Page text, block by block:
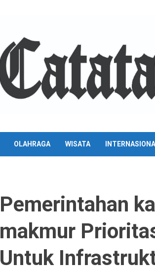
OLAHRAGA WISATA
Pemerintahan
makmur
Untuk